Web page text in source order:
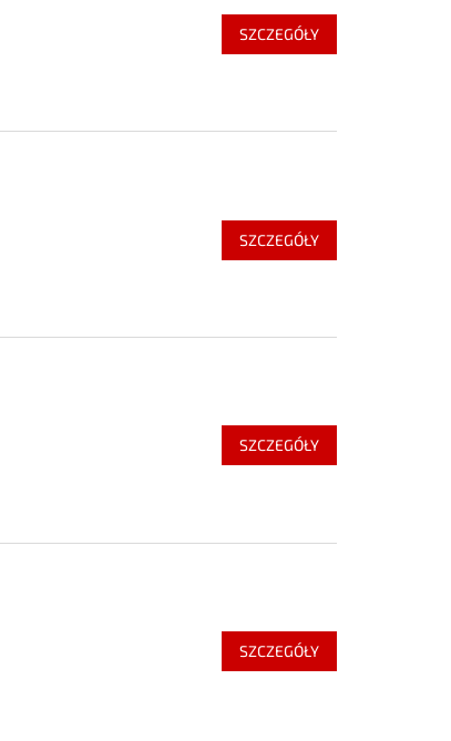
SZCZEGÓŁY
SZCZEGÓŁY
SZCZEGÓŁY
SZCZEGÓŁY